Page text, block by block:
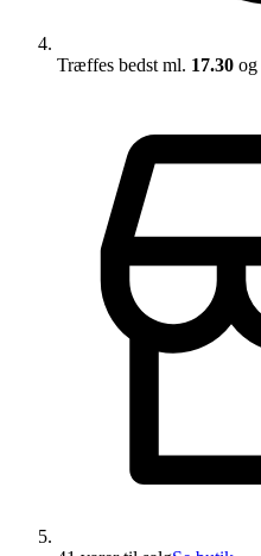
Træffes bedst ml. 17.30 og